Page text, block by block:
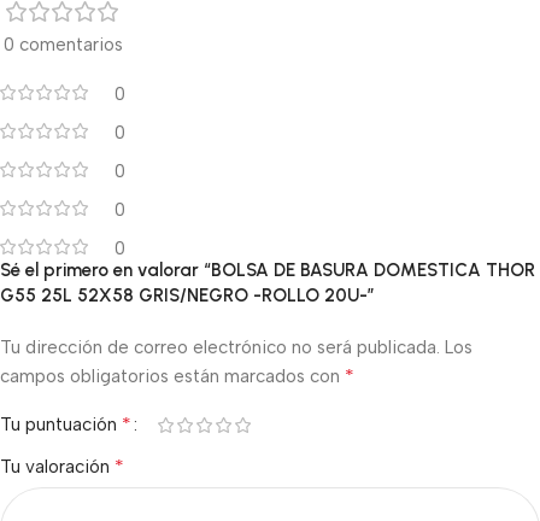
0 comentarios
0
0
0
0
0
Sé el primero en valorar “BOLSA DE BASURA DOMESTICA THOR
G55 25L 52X58 GRIS/NEGRO -ROLLO 20U-”
Tu dirección de correo electrónico no será publicada. Los
campos obligatorios están marcados con *
Tu puntuación *
Tu valoración *